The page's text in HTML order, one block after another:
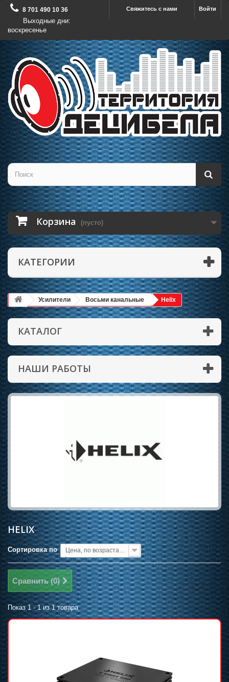
Войти
Свяжитесь с нами
8 701 490 10 36
Выходные дни:
воскресенье
Корзина (пусто)
КАТЕГОРИИ
Усилители Восьми канальные Helix
КАТАЛОГ
НАШИ РАБОТЫ
HELIX
Сортировка по
Сравнить (0)
Показ 1 - 1 из 1 товара